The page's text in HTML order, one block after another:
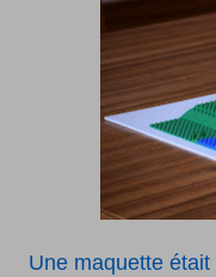
Une maquette